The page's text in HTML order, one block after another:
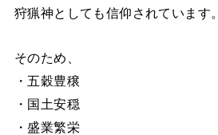
狩猟神としても信仰されています。
そのため、
・五穀豊穣
・国土安穏
・盛業繁栄